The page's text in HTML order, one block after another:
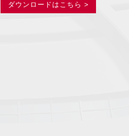
ダウンロードはこちら >